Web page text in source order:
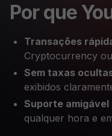
Por que
Transações
Cryptocurrency
Sem taxas
exibidos
Suporte amigável
qualquer hora e